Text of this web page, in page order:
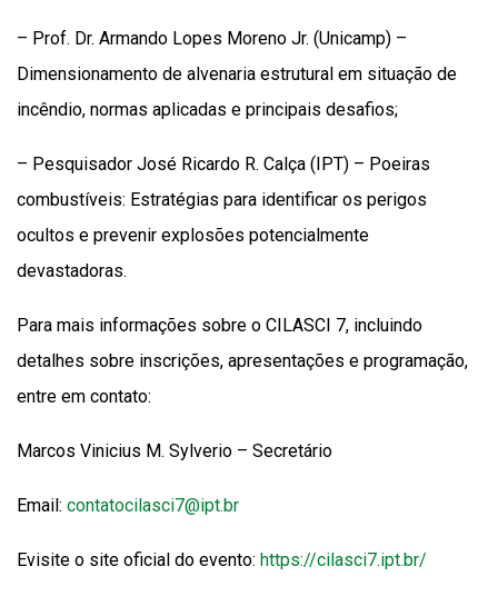
– Prof. Dr. Armando Lopes Moreno Jr. (Unicamp) –
Dimensionamento de alvenaria estrutural em situação de
incêndio, normas aplicadas e principais desafios;
– Pesquisador José Ricardo R. Calça (IPT) – Poeiras
combustíveis: Estratégias para identificar os perigos
ocultos e prevenir explosões potencialmente
devastadoras.
Para mais informações sobre o CILASCI 7, incluindo
detalhes sobre inscrições, apresentações e programação,
entre em contato:
Marcos Vinicius M. Sylverio – Secretário
Email: contatocilasci7@ipt.br
Evisite o site oficial do evento: https://cilasci7.ipt.br/